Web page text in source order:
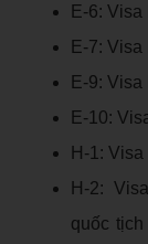
E-6:
E-7:
E-9:
E-10:
H-1:
H-2:
quốc